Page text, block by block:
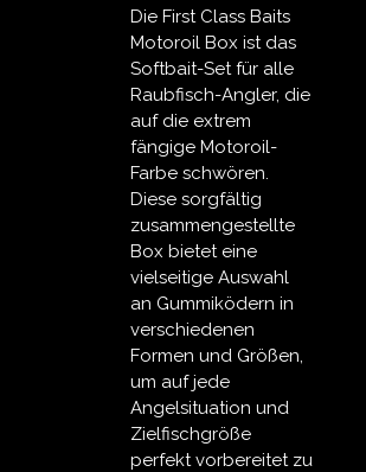
Die First Class Baits
Motoroil Box ist das
Softbait-Set für alle
Raubfisch-Angler, die
auf die extrem
fängige Motoroil-
Farbe schwören.
Diese sorgfältig
zusammengestellte
Box bietet eine
vielseitige Auswahl
an Gummiködern in
verschiedenen
Formen und Größen,
um auf jede
Angelsituation und
Zielfischgröße
perfekt vorbereitet zu